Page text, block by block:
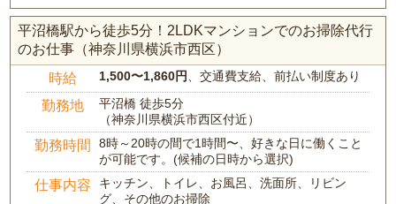
平沼橋駅から徒歩5分！2LDKマンションでのお掃除代行
のお仕事（神奈川県横浜市西区）
時給 1,500〜1,860円 、交通費支給、前払い制度あり
勤務地
平沼橋 徒歩5分
（神奈川県横浜市西区付近）
勤務時間
8時～20時の間で1時間〜、好きな日に働くこと
が可能です。(候補の日時から選択)
仕事内容
キッチン、トイレ、お風呂、洗面所、リビン
グ、その他のお掃除